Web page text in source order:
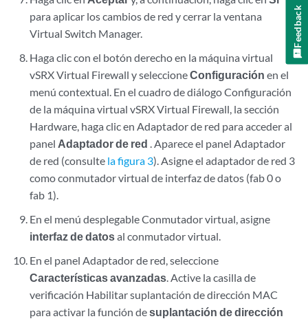
para aplicar los cambios de red y cerrar la ventana
Virtual Switch Manager.
Haga clic con el botón derecho en la máquina virtual
vSRX Virtual Firewall y seleccioneConfiguración en el
menú contextual. En el cuadro de diálogo Configuración
de la máquina virtual vSRX Virtual Firewall, la sección
Hardware, haga clic en Adaptador de red para acceder al
panel Adaptador de red . Aparece el panel Adaptador
de red (consulte la figura 3). Asigne el adaptador de red 3
como conmutador virtual de interfaz de datos (fab 0 o
fab 1).
En el menú desplegable Conmutador virtual, asigne
interfaz de datosal conmutador virtual.
En el panel Adaptador de red, seleccione
Características avanzadas . Active la casilla de
verificación Habilitar suplantación de dirección MAC
para activar la función desuplantación de dirección
Feedback